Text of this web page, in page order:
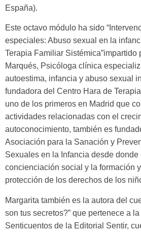
España).
Este octavo módulo ha sido
especiales: Abuso sexual en la
Terapia Familiar Sistémica”impartido
Marqués, Psicóloga clínica
autoestima, infancia y abuso sexual
fundadora del Centro Hara de
uno de los primeros en Madrid que
actividades relacionadas con el
autoconocimiento, también es
Asociación para la Sanación y
Sexuales en la Infancia desde donde
concienciación social y la formación
protección de los derechos de los
Margarita también es la autora del
son tus secretos?” que pertenece a
Senticuentos de la Editorial Sentir,